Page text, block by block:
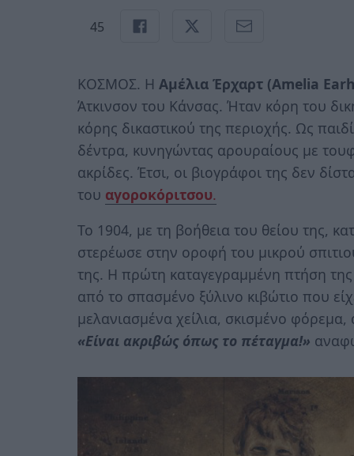
45
ΚΟΣΜΟΣ. Η Αμέλια Έρχαρτ (Amelia
Άτκινσον του Κάνσας. Ήταν κόρη του
κόρης δικαστικού της περιοχής. Ως
δέντρα, κυνηγώντας αρουραίους με
ακρίδες. Έτσι, οι βιογράφοι της δεν
του αγοροκόριτσου.
Το 1904, με τη βοήθεια του θείου της,
στερέωσε στην οροφή του μικρού
της. Η πρώτη καταγεγραμμένη πτήση
από το σπασμένο ξύλινο κιβώτιο που
μελανιασμένα χείλια, σκισμένο
«Είναι ακριβώς όπως το πέταγμα!»